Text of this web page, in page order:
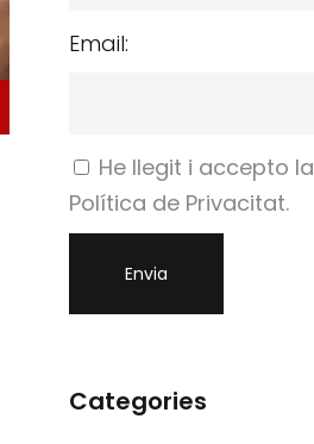
Email:
He llegit i accepto la
Política de Privacitat.
Categories